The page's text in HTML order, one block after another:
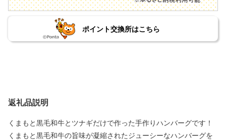
ポイント交換所はこちら
返礼品説明
くまもと黒毛和牛とツナギだけで作った手作りハンバーグです！
くまもと黒毛和牛の旨味が凝縮されたジューシーなハンバーグを